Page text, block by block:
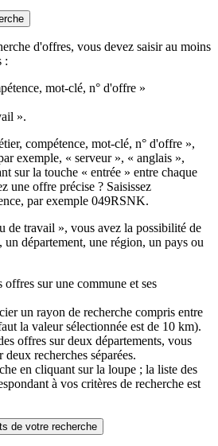
d'offres, vous devez saisir au moins
:
mot-clé, n° d'offre »
».
compétence, mot-clé, n° d'offre »,
exemple, « serveur », « anglais »,
sur la touche « entrée » entre chaque
une offre précise ? Saisissez
par exemple 049RSNK.
de travail », vous avez la possibilité de
un département, une région, un pays ou
offres sur une commune et ses
un rayon de recherche compris entre
la valeur sélectionnée est de 10 km).
offres sur deux départements, vous
recherches séparées.
en cliquant sur la loupe ; la liste des
à vos critères de recherche est
de votre recherche